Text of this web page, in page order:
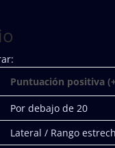
Puntuación positiva
Por debajo de 20
Lateral / Rango